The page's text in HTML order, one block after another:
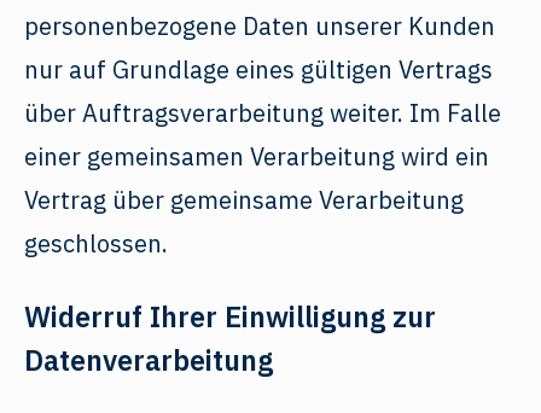
personenbezogene Daten unserer Kunden
nur auf Grundlage eines gültigen Vertrags
über Auftragsverarbeitung weiter. Im Falle
einer gemeinsamen Verarbeitung wird ein
Vertrag über gemeinsame Verarbeitung
geschlossen.
Widerruf Ihrer Einwilligung zur
Datenverarbeitung